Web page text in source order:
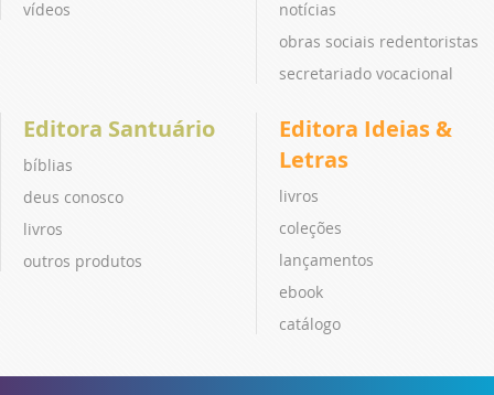
vídeos
notícias
obras sociais redentoristas
secretariado vocacional
Editora Santuário
bíblias
deus conosco
livros
outros produtos
Editora Ideias &
Letras
livros
coleções
lançamentos
ebook
catálogo